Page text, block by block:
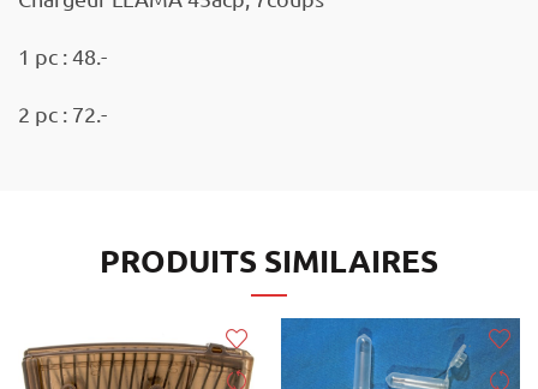
1 pc : 48.-
2 pc : 72.-
PRODUITS SIMILAIRES